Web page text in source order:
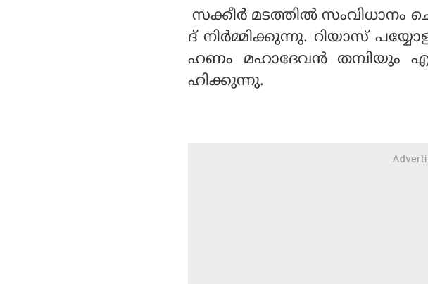
സക്കീര്‍ മടത്തില്‍ സംവിധാനം
ദ് നിര്‍മ്മിക്കുന്നു. റിയാസ്
ഹണം മഹാദേവന്‍ തമ്പിയും
ഹിക്കുന്നു.